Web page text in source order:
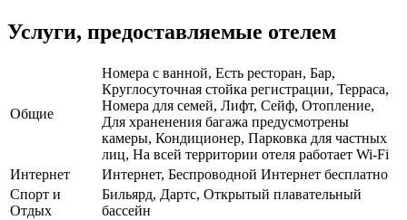
Услуги, предоставляемые отелем
Общие
Номера с ванной, Есть ресторан, Бар,
Круглосуточная стойка регистрации, Терраса,
Номера для семей, Лифт, Сейф, Отопление,
Для храненения багажа предусмотрены
камеры, Кондиционер, Парковка для частных
лиц, На всей территории отеля работает Wi-Fi
Интернет
Интернет, Беспроводной Интернет бесплатно
Спорт и
Отдых
Бильярд, Дартс, Открытый плавательный
бассейн